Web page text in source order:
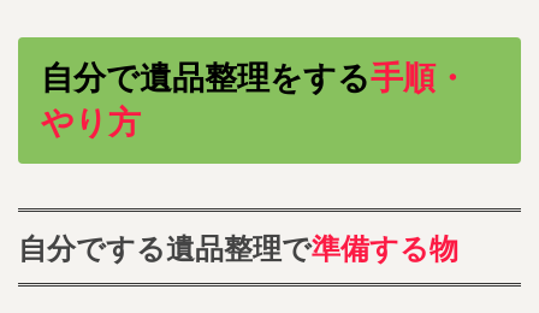
5.1.遺品整理を業者に依頼するメリット・
デメリット
7.まとめ
8.この記事の運営会社
自分で遺品整理をする手順・
やり方
自分でする遺品整理で準備する物